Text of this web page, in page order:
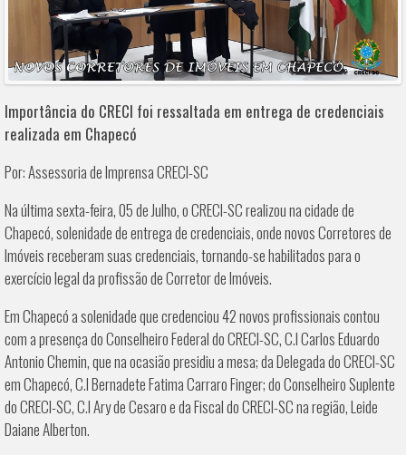
Importância do CRECI foi ressaltada em entrega de credenciais
realizada em Chapecó
Por: Assessoria de Imprensa CRECI-SC
Na última sexta-feira, 05 de Julho, o CRECI-SC realizou na cidade de
Chapecó, solenidade de entrega de credenciais, onde novos Corretores de
Imóveis receberam suas credenciais, tornando-se habilitados para o
exercício legal da profissão de Corretor de Imóveis.
Em Chapecó a solenidade que credenciou 42 novos profissionais contou
com a presença do Conselheiro Federal do CRECI-SC, C.I Carlos Eduardo
Antonio Chemin, que na ocasião presidiu a mesa; da Delegada do CRECI-SC
em Chapecó, C.I Bernadete Fatima Carraro Finger; do Conselheiro Suplente
do CRECI-SC, C.I Ary de Cesaro e da Fiscal do CRECI-SC na região, Leide
Daiane Alberton.